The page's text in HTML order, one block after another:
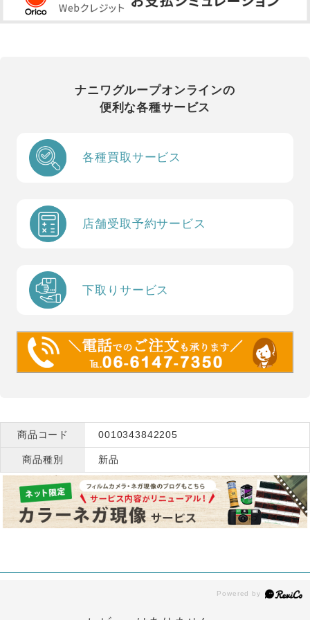
ナニワグループオンラインの
便利な各種サービス
各種買取サービス
店舗受取予約サービス
下取りサービス
商品コード 0010343842205
商品種別 新品